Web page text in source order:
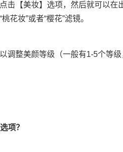
击【美妆】选项，然后就可以
花妆”或者“樱花”滤镜。
调整美颜等级（一般有1-5个等
项？​